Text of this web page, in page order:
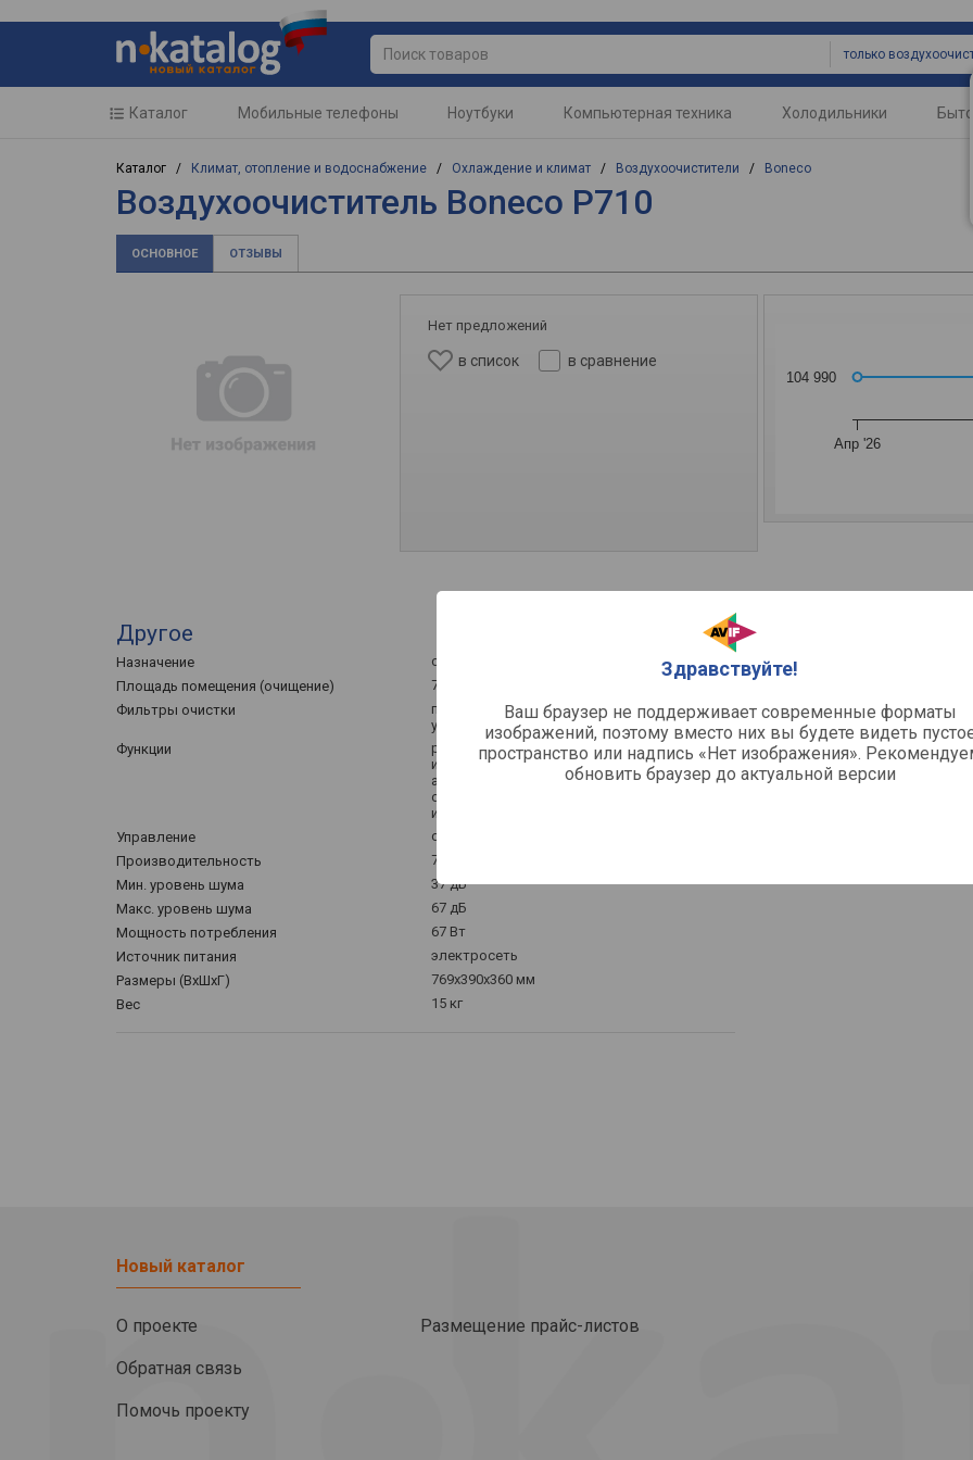
Здравствуйте!
Ваш браузер не поддерживает современные форматы
изображений, поэтому вместо них вы будете видеть
пространство или надпись «Нет изображения».
обновить браузер до актуальной версии
Каталог Мобильные телефоны Ноутбуки Компьютерная техника Холодильники
Каталог / Климат, отопление и водоснабжение / Охлаждение и климат / Воздухоочистители / Boneco
Воздухоочиститель Boneco P710
ОСНОВНОЕ ОТЗЫВЫ
Нет предложений
в список в сравнение
Апр '26
104 990
Другое
Назначение
очиститель
Площадь помещения (очищение)
72 м²
Фильтры очистки
предварительный / 2 шт /, HEPA / 2 шт /,
угольный фильтр / 2 шт /
Функции
регулировка производительности,
индикатор загрязнения фильтра,
авторежим очистителя, таймер
отключения, защита от детей, дисплей,
индикатор качества воздуха
Управление
сенсорное
Производительность
720 м³/ч / CADR (механические частицы) /
Мин. уровень шума
37 дБ
Макс. уровень шума
67 дБ
Мощность потребления
67 Вт
Источник питания
электросеть
Размеры (ВхШхГ)
769x390x360 мм
Вес
15 кг
Новый каталог
О проекте
Обратная связь
Помочь проекту
Размещение прайс-листов